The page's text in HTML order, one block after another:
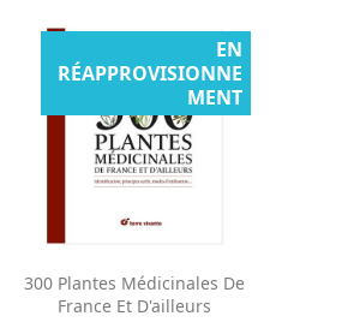
Aperçu rapide
300 Plantes Médicinales De
France Et D'ailleurs
EN
RÉAPPROVISIONNE
MENT